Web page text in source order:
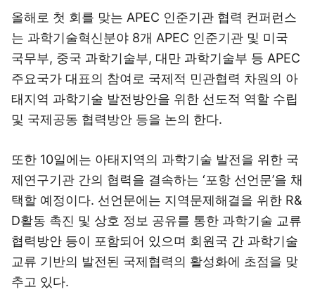
올해로 첫 회를 맞는 APEC 인준기관 협력 컨퍼런스
는 과학기술혁신분야 8개 APEC 인준기관 및 미국
국무부, 중국 과학기술부, 대만 과학기술부 등 APEC
주요국가 대표의 참여로 국제적 민관협력 차원의 아
태지역 과학기술 발전방안을 위한 선도적 역할 수립
및 국제공동 협력방안 등을 논의 한다.
또한 10일에는 아태지역의 과학기술 발전을 위한 국
제연구기관 간의 협력을 결속하는 ‘포항 선언문’을 채
택할 예정이다. 선언문에는 지역문제해결을 위한 R&
D활동 촉진 및 상호 정보 공유를 통한 과학기술 교류
협력방안 등이 포함되어 있으며 회원국 간 과학기술
교류 기반의 발전된 국제협력의 활성화에 초점을 맞
추고 있다.